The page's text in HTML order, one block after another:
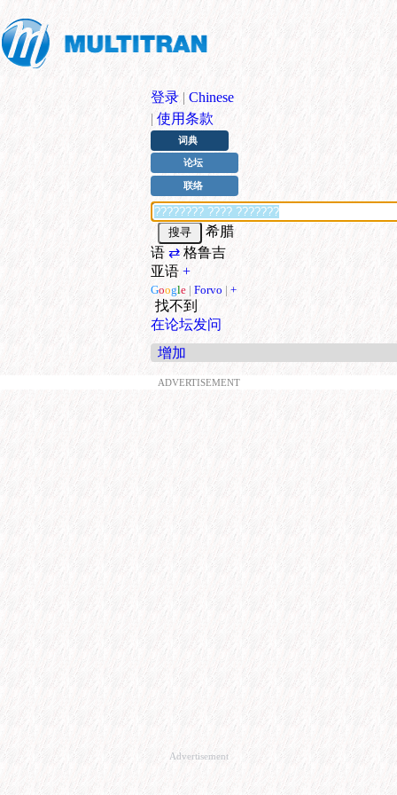
登录 | Chinese
| 使用条款
词典
论坛
联络
希腊
语 ⇄格鲁吉
亚语 +
Google | Forvo | +
找不到
在论坛发问
增加
ADVERTISEMENT
Advertisement